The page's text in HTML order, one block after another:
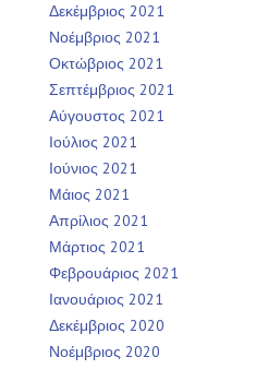
Δεκέμβριος 2021
Νοέμβριος 2021
Οκτώβριος 2021
Σεπτέμβριος 2021
Αύγουστος 2021
Ιούλιος 2021
Ιούνιος 2021
Μάιος 2021
Απρίλιος 2021
Μάρτιος 2021
Φεβρουάριος 2021
Ιανουάριος 2021
Δεκέμβριος 2020
Νοέμβριος 2020